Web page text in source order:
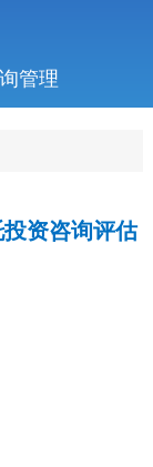
管理
资咨询评估